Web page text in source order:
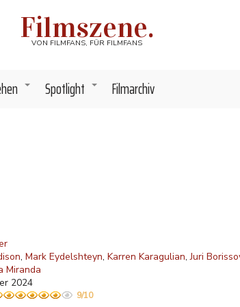
Filmszene.
VON FILMFANS, FÜR FILMFANS
+ +
Spotlight Filmarchiv
Mark Eydelshteyn Karren Karagulian Juri
Miranda
2024
9/10